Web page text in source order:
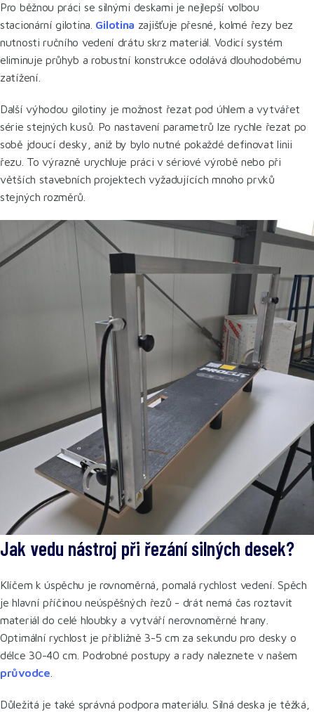
Pro běžnou práci se silnými deskami je nejlepší volbou
stacionární gilotina. Gilotina zajišťuje přesné, kolmé řezy bez
nutnosti ručního vedení drátu skrz materiál. Vodicí systém
eliminuje průhyb a robustní konstrukce odolává dlouhodobému
zatížení.
Další výhodou gilotiny je možnost řezat pod úhlem a vytvářet
série stejných kusů. Po nastavení parametrů lze rychle řezat po
sobě jdoucí desky, aniž by bylo nutné pokaždé definovat linii
řezu. To výrazně urychluje práci v sériové výrobě nebo při
větších stavebních projektech vyžadujících mnoho prvků
stejných rozměrů.
Jak vedu nástroj při řezání silných desek?
Klíčem k úspěchu je rovnoměrná, pomalá rychlost vedení. Spěch
je hlavní příčinou neúspěšných řezů - drát nemá čas roztavit
materiál do celé hloubky a vytváří nerovnoměrné hrany.
Optimální rychlost je přibližně 3-5 cm za sekundu pro desky o
délce 30-40 cm. Podrobné postupy a rady naleznete v našem
průvodce
Důležitá je také správná podpora materiálu. Silná deska je těžká,